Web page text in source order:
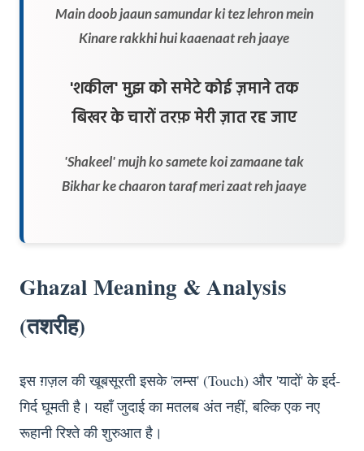
Main doob jaaun samundar ki tez lehron mein
Kinare rakkhi hui kaaenaat reh jaaye
'शकील' मुझ को समेटे कोई ज़माने तक
बिखर के चारों तरफ़ मेरी ज़ात रह जाए
'Shakeel' mujh ko samete koi zamaane tak
Bikhar ke chaaron taraf meri zaat reh jaaye
Ghazal Meaning & Analysis
(तशरीह)
इस ग़ज़ल की खूबसूरती इसके 'लम्स' (Touch) और 'यादों' के इर्द-
गिर्द घूमती है। यहाँ जुदाई का मतलब अंत नहीं, बल्कि एक नए
रूहानी रिश्ते की शुरुआत है।